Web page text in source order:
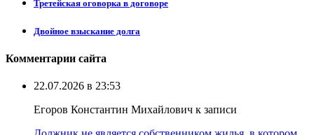
Третейская оговорка в договоре
Двойное взыскание долга
Комментарии сайта
22.07.2026 в 23:53
Егоров Константин Михайлович к записи